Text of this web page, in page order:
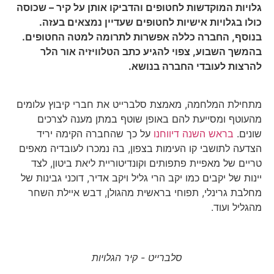
גלויות המוקדשות לחטופים והדביקו אותן על קיר – שכוסה
כולו בגלויות אישיות לחטופים שעדיין נמצאים בעזה.
בנוסף, החברה כללה אפשרות לתרומה למטה החטופים.
בהמשך השבוע, צפוי להגיע כתב הטלוויזיה אור הלר
להרצות לעובדי החברה בנושא.
מתחילת המלחמה, מאמצת סלברייט את חברי קיבוץ עלומים
מהעוטף ומסייעת להם באופן שוטף במתן מענה לצרכים
שונים. בראש השנה דיווחנו על כך שהחברה הקימה יריד
הצדעה לתושבי קו העימות בצפון, בה נמכרו לעובדיה מאפים
טריים של מאפיית פתפותים וקונדיטוריית ליאת ביטון, לצד
יינות של יקבים כמו יקב הרי גליל ויקב אדיר, דוכני גבינות של
מחלבת גרינלי, תפוחי בראשית מהגולן, דבש איילת השחר
מהגליל ועוד.
סלברייט - קיר הגלויות